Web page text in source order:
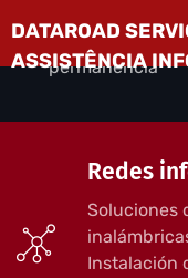
permanencia
Redes
Soluciones
Instalación